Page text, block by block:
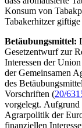
Konsum von
Tabakerhitzer
Betäubungsmittel:
Gesetzentwurf zur
Interessen der
der Gemeinsamen
des
Vorschriften (20/
vorgelegt. Aufgrund
Agrarpolitik der
finanziellen